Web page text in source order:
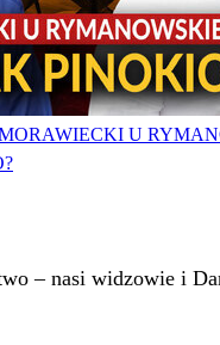
U
– nasi widzowie i